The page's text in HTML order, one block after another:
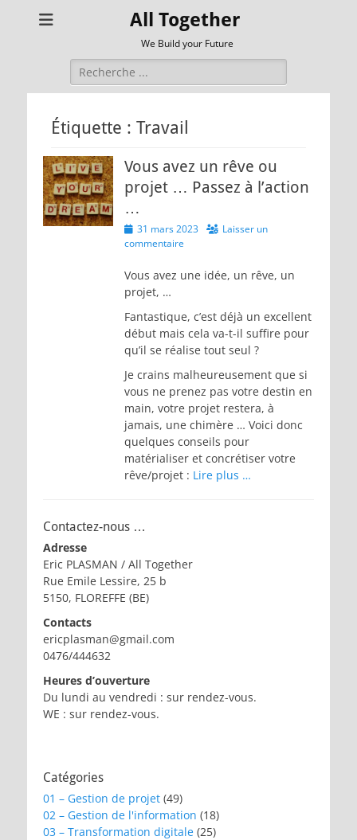
All Together
We Build your Future
Rechercher :
Étiquette : Travail
Vous avez un rêve ou
projet … Passez à l’action
…
Posted
on
31 mars 2023
Laisser un
commentaire
Vous avez une idée, un rêve, un
projet, …
Fantastique, c’est déjà un excellent
début mais cela va-t-il suffire pour
qu’il se réalise tout seul ?
Je crains malheureusement que si
vous ne prenez pas votre destin en
main, votre projet restera, à
jamais, une chimère … Voici donc
quelques conseils pour
matérialiser et concrétiser votre
rêve/projet : Lire plus …
Contactez-nous …
Adresse
Eric PLASMAN / All Together
Rue Emile Lessire, 25 b
5150, FLOREFFE (BE)
Contacts
ericplasman@gmail.com
0476/444632
Heures d’ouverture
Du lundi au vendredi : sur rendez-vous.
WE : sur rendez-vous.
Catégories
01 – Gestion de projet (49)
02 – Gestion de l'information (18)
03 – Transformation digitale (25)